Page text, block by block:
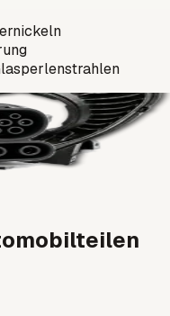
der